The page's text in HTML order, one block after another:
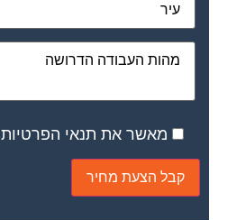
מאשר את תנאי הפרטיות